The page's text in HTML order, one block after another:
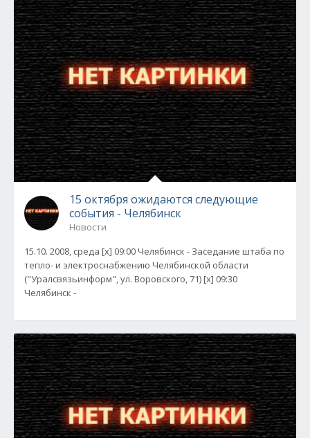
15 октября ожидаются следующие
события - Челябинск
Новости
15.10. 2008, среда [x] 09:00 Челябинск - Заседание штаба по
тепло- и электроснабжению Челябинской области
("Уралсвязьинформ", ул. Воровского, 71) [x] 09:30
Челябинск -